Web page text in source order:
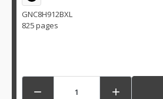
GNC8H912BXL
825 pages
 